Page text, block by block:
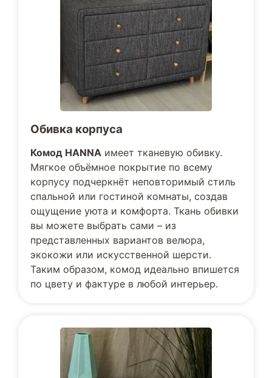
Обивка корпуса
Комод HANNA имеет тканевую обивку.
Мягкое объёмное покрытие по всему
корпусу подчеркнёт неповторимый стиль
спальной или гостиной комнаты, создав
ощущение уюта и комфорта. Ткань обивки
вы можете выбрать сами – из
представленных вариантов велюра,
экокожи или искусственной шерсти.
Таким образом, комод идеально впишется
по цвету и фактуре в любой интерьер.